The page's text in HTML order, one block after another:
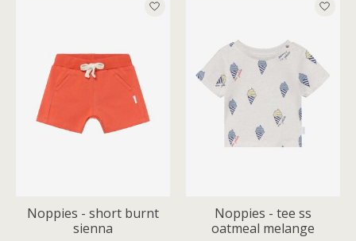
Noppies - short burnt
sienna
Noppies - tee ss
oatmeal melange